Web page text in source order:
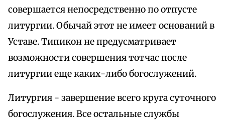
совершается непосредственно по отпусте
литургии. Обычай этот не имеет оснований в
Уставе. Типикон не предусматривает
возможности совершения тотчас после
литургии еще каких-либо богослужений.
Литургия - завершение всего круга суточного
богослужения. Все остальные службы